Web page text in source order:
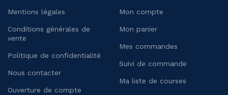
Mentions légales
Conditions générales de
vente
Politique de confidentialité
Nous contacter
Ouverture de compte
Mon compte
Mon panier
Mes commandes
Suivi de commande
Ma liste de courses